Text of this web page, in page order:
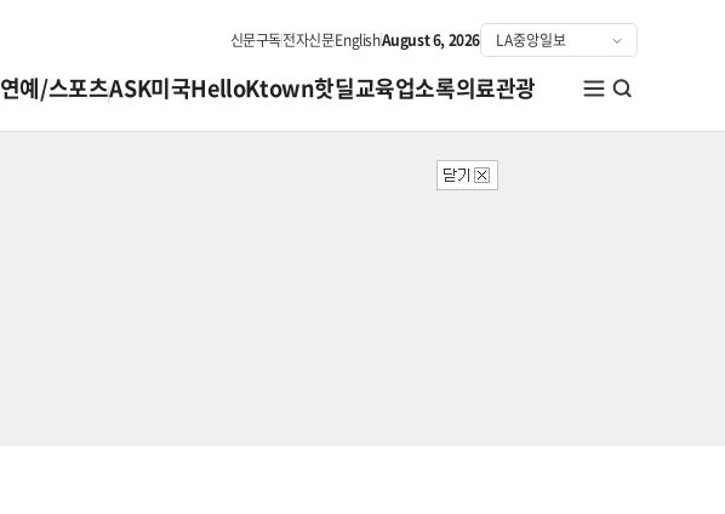
신문구독전자신문EnglishAugust 6, 2026
연예/스포츠ASK미국HelloKtown핫딜교육업소록의료관광